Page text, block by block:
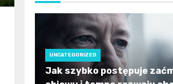
UNCATEGORIZED
Jak szybko postępuje